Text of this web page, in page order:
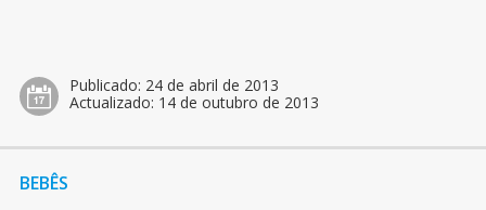
Publicado: 24 de abril de 2013
Actualizado: 14 de outubro de 2013
BEBÊS